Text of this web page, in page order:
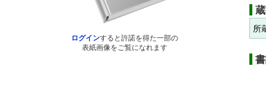
ログインすると許諾を得た一部の
表紙画像をご覧になれます
所